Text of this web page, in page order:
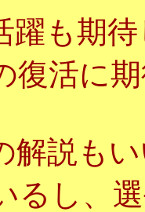
躍も期
復活に
解説も
るし、